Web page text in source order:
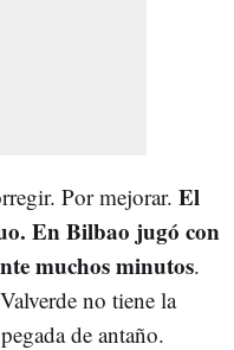
Por mejorar. El
En Bilbao jugó con
muchos minutos.
no tiene la
de antaño.